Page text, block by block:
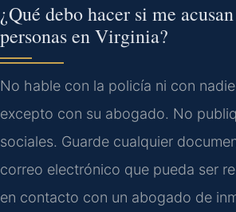
¿Qué debo hacer si me
personas en Virginia?
No hable con la policía ni con
excepto con su abogado. No
sociales. Guarde cualquier
correo electrónico que pueda ser
en contacto con un abogado de